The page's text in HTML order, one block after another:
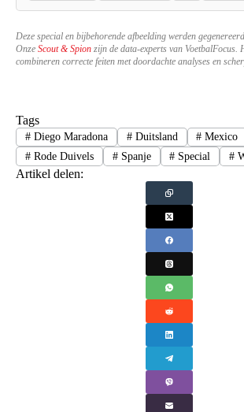
Deze special en bijbehorende afbeelding werden
Onze Scout & Spion zijn de data-experts van VoetbalFocus.
combineren correcte feiten met doordachte analyses en
Tags
#Diego Maradona #Duitsland # Mexico
#Rode Duivels #Spanje # Special #
Artikel delen: